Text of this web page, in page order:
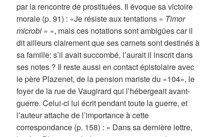
par la rencontre de prostituées. Il évoque sa victoire
morale (p. 91) : «Je résiste aux tentations « Timor
microbi » », mais ces notations sont ambigües car il
dit ailleurs clairement que ses carnets sont destinés à
sa famille: s’il avait succombé, l’aurait il inscrit dans
ses notes ? Il reste aussi en contact épistolaire avec
le père Plazenet, de la pension mariste du «104», le
foyer de la rue de Vaugirard qui l’hébergeait avant-
guerre. Celui-ci lui écrit pendant toute la guerre, et
l’auteur attache de l’importance à cette
correspondance (p. 158) : « Dans sa dernière lettre,